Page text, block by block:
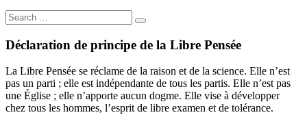
Search
for:
Déclaration de principe de la Libre Pensée
La Libre Pensée se réclame de la raison et de la science. Elle n’est
pas un parti ; elle est indépendante de tous les partis. Elle n’est pas
une Église ; elle n’apporte aucun dogme. Elle vise à développer
chez tous les hommes, l’esprit de libre examen et de tolérance.